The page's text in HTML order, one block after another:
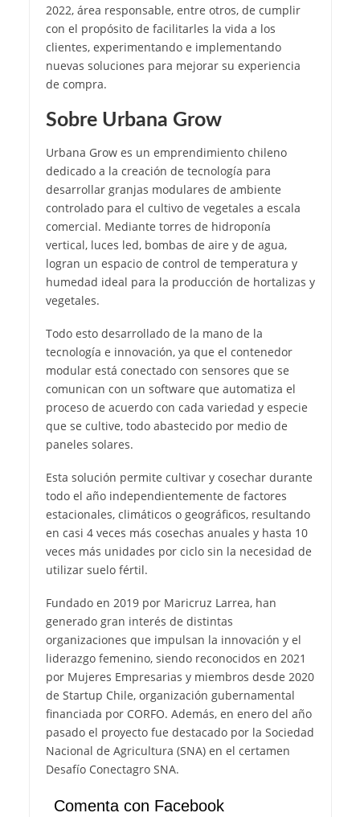
2022, área responsable, entre otros, de cumplir
con el propósito de facilitarles la vida a los
clientes, experimentando e implementando
nuevas soluciones para mejorar su experiencia
de compra.
Sobre Urbana Grow
Urbana Grow es un emprendimiento chileno
dedicado a la creación de tecnología para
desarrollar granjas modulares de ambiente
controlado para el cultivo de vegetales a escala
comercial. Mediante torres de hidroponía
vertical, luces led, bombas de aire y de agua,
logran un espacio de control de temperatura y
humedad ideal para la producción de hortalizas y
vegetales.
Todo esto desarrollado de la mano de la
tecnología e innovación, ya que el contenedor
modular está conectado con sensores que se
comunican con un software que automatiza el
proceso de acuerdo con cada variedad y especie
que se cultive, todo abastecido por medio de
paneles solares.
Esta solución permite cultivar y cosechar durante
todo el año independientemente de factores
estacionales, climáticos o geográficos, resultando
en casi 4 veces más cosechas anuales y hasta 10
veces más unidades por ciclo sin la necesidad de
utilizar suelo fértil.
Fundado en 2019 por Maricruz Larrea, han
generado gran interés de distintas
organizaciones que impulsan la innovación y el
liderazgo femenino, siendo reconocidos en 2021
por Mujeres Empresarias y miembros desde 2020
de Startup Chile, organización gubernamental
financiada por CORFO. Además, en enero del año
pasado el proyecto fue destacado por la Sociedad
Nacional de Agricultura (SNA) en el certamen
Desafío Conectagro SNA.
Comenta con Facebook